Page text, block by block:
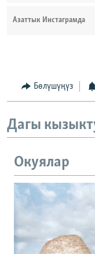
Азаттык Инстаграмда
Бөлүшүңүз
Дагы
Окуялар